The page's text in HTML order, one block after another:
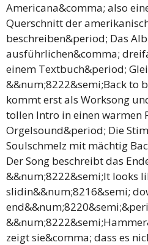
Americana&comma; also
Querschnitt der
beschreiben&period; Das
ausführlichen&comma;
einem Textbuch&period;
&&num;8222&semi;Back to
kommt erst als Worksong
tollen Intro in einen warmen
Orgelsound&period; Die
Soulschmelz mit mächtig
Der Song beschreibt das
&&num;8222&semi;It looks
slidin&&num;8216&semi;
zeigt sie&comma; dass es